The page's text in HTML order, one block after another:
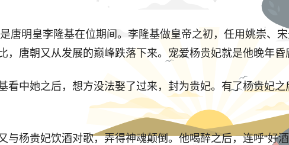
明皇李隆基在位期间。李隆基做皇帝之初，任用姚崇、宋
，唐朝又从发展的巅峰跌落下来。宠爱杨贵妃就是他晚年昏
中她之后，想方没法娶了过来，封为贵妃。有了杨贵妃之
杨贵妃饮酒对歌，弄得神魂颠倒。他喝醉之后，连呼“好酒